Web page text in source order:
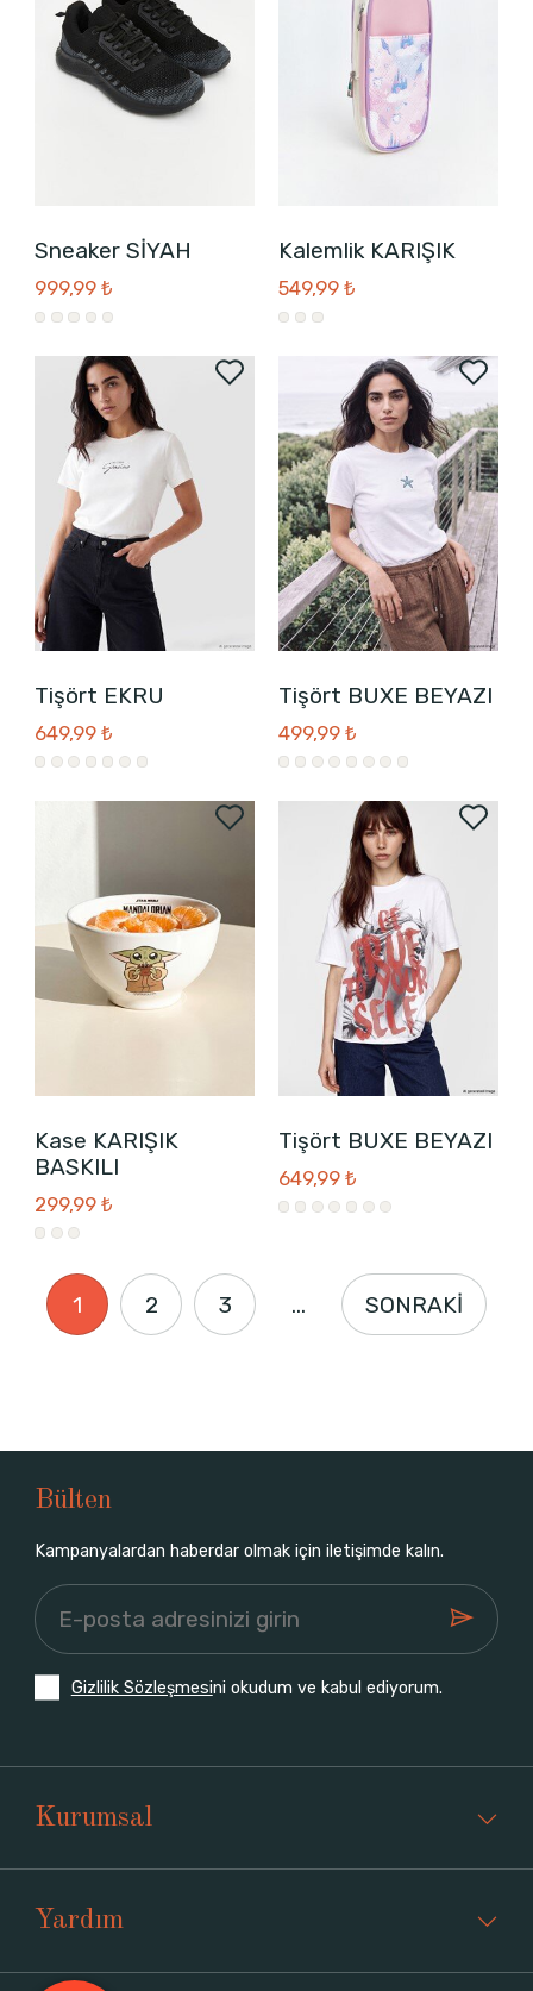
Sneaker SİYAH
999,99 ₺
Kalemlik KARIŞIK
549,99 ₺
Tişört EKRU
649,99 ₺
Tişört BUXE BEYAZI
499,99 ₺
Kase KARIŞIK
BASKILI
299,99 ₺
Tişört BUXE BEYAZI
649,99 ₺
1 2 3 ... SONRAKİ
Bülten
Kampanyalardan haberdar olmak için iletişimde kalın.
Gizlilik Sözleşmesini okudum ve kabul ediyorum.
Kurumsal
Yardım